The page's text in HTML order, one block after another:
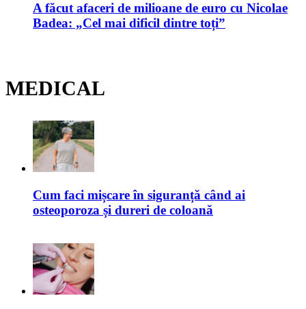
A făcut afaceri de milioane de euro cu Nicolae
Badea: „Cel mai dificil dintre toți”
MEDICAL
Cum faci mișcare în siguranță când ai
osteoporoza și dureri de coloană